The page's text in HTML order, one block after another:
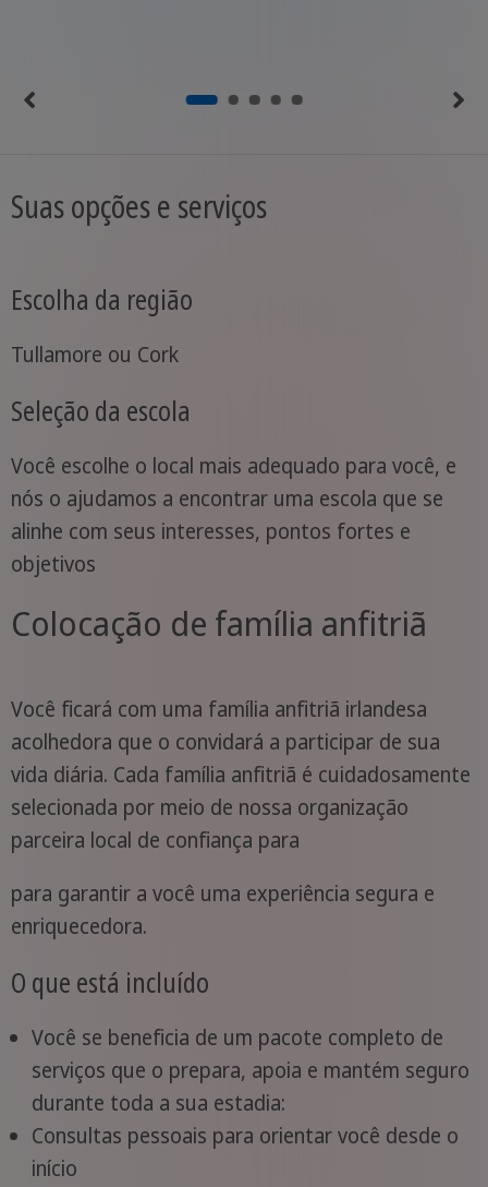
Suas opções e serviços
Escolha da região
Tullamore ou Cork
Seleção da escola
Você escolhe o local mais adequado para você, e
nós o ajudamos a encontrar uma escola que se
alinhe com seus interesses, pontos fortes e
objetivos
Colocação de família anfitriã
Você ficará com uma família anfitriã irlandesa
acolhedora que o convidará a participar de sua
vida diária. Cada família anfitriã é cuidadosamente
selecionada por meio de nossa organização
parceira local de confiança para
para garantir a você uma experiência segura e
enriquecedora.
O que está incluído
Você se beneficia de um pacote completo de
serviços que o prepara, apoia e mantém seguro
durante toda a sua estadia:
Consultas pessoais para orientar você desde o
início